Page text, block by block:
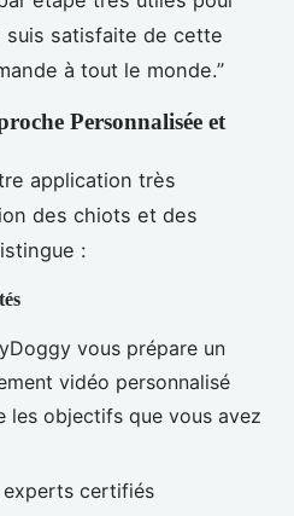
satisfaite de cette
à tout le monde.”
Personnalisée et
application très
des chiots et des
:
vous prépare un
vidéo personnalisé
les objectifs que vous avez
experts certifiés